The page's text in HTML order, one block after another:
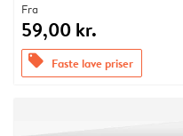
Fra
59,00 kr.
offers Faste lave priser